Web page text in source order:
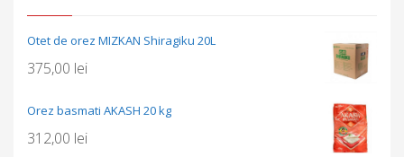
Otet de orez MIZKAN Shiragiku 20L
375,00 lei
Orez basmati AKASH 20 kg
312,00 lei